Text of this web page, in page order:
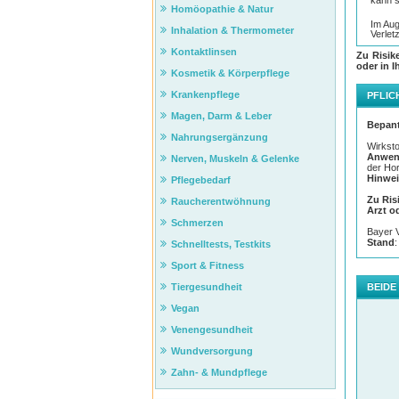
Im
Die
Die
etwa
der
steril
Für
nicht
Wenn
die
Einen
Auge
Die
Um
Zu
oder in
der
Zu
Arzt
Bayer
Stand
Homöopathie & Natur
Inhalation & Thermometer
Kontaktlinsen
Kosmetik & Körperpflege
Krankenpflege
Magen, Darm & Leber
Nahrungsergänzung
Nerven, Muskeln & Gelenke
Pflegebedarf
Raucherentwöhnung
Schmerzen
Schnelltests, Testkits
Sport & Fitness
Tiergesundheit
Vegan
Venengesundheit
Wundversorgung
Zahn- & Mundpflege